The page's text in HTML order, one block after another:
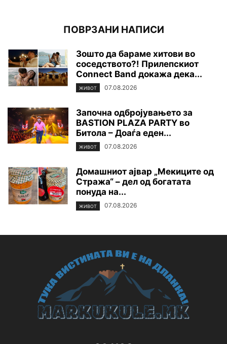
ПОВРЗАНИ НАПИСИ
Зошто да бараме хитови во
соседството?! Прилепскиот
Connect Band докажа дека...
ЖИВОТ 07.08.2026
Започна одбројувањето за
BASTION PLAZA PARTY во
Битола – Доаѓа еден...
ЖИВОТ 07.08.2026
Домашниот ајвар „Мекиците од
Стража“ – дел од богатата
понуда на...
ЖИВОТ 07.08.2026